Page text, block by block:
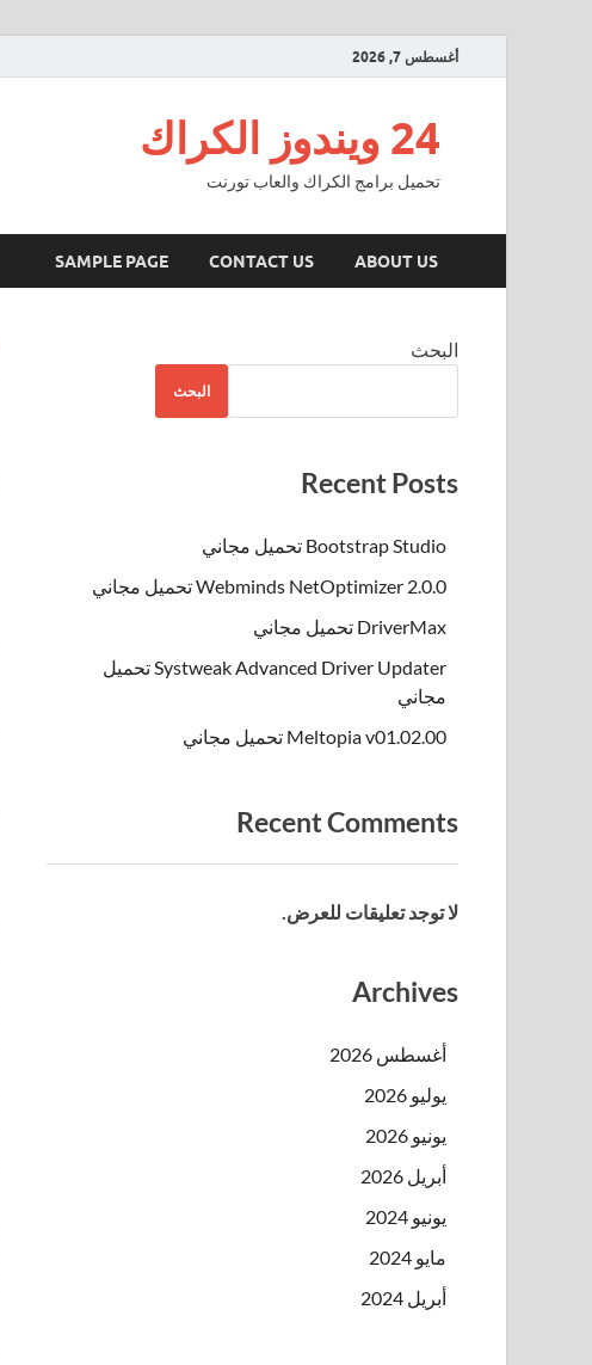
أغسطس 7, 2026
24 ويندوز الكراك
تحميل برامج الكراك والعاب تورنت
ABOUT US
CONTACT US
SAMPLE PAGE
البحث
البحث
Recent Posts
Bootstrap Studio تحميل مجاني
Webminds NetOptimizer 2.0.0 تحميل مجاني
DriverMax تحميل مجاني
Systweak Advanced Driver Updater تحميل
مجاني
Meltopia v01.02.00 تحميل مجاني
Recent Comments
لا توجد تعليقات للعرض.
Archives
أغسطس 2026
يوليو 2026
يونيو 2026
أبريل 2026
يونيو 2024
مايو 2024
أبريل 2024